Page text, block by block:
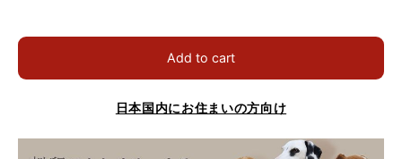
Add to cart
日本国内にお住まいの方向け